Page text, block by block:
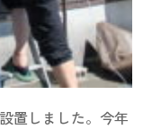
置しました。今年